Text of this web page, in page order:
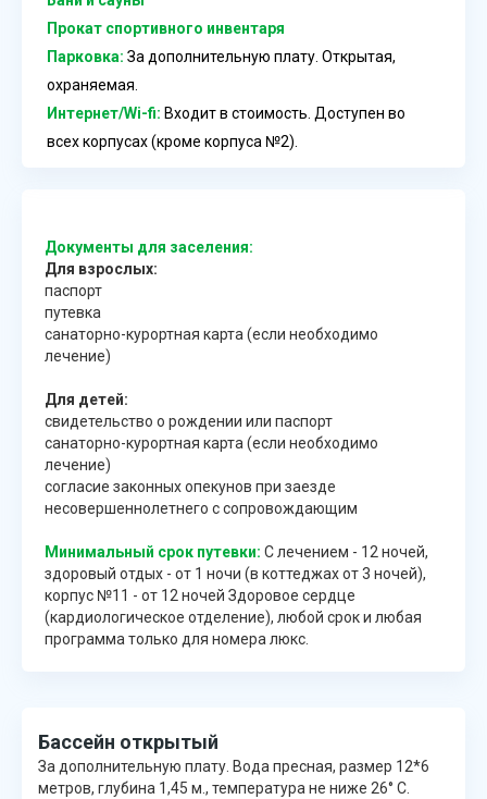
Прокат спортивного инвентаря
Парковка: За дополнительную плату. Открытая,
охраняемая.
Интернет/Wi-fi: Входит в стоимость. Доступен во
всех корпусах (кроме корпуса №2).
Документы для заселения:
Для взрослых:
паспорт
путевка
санаторно-курортная карта (если необходимо
лечение)
Для детей:
свидетельство о рождении или паспорт
санаторно-курортная карта (если необходимо
лечение)
согласие законных опекунов при заезде
несовершеннолетнего с сопровождающим
Минимальный срок путевки: C лечением - 12 ночей,
здоровый отдых - от 1 ночи (в коттеджах от 3 ночей),
корпус №11 - от 12 ночей Здоровое сердце
(кардиологическое отделение), любой срок и любая
программа только для номера люкс.
Бассейн открытый
За дополнительную плату. Вода пресная, размер 12*6
метров, глубина 1,45 м., температура не ниже 26° С.